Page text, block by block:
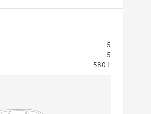
5
5
580 L